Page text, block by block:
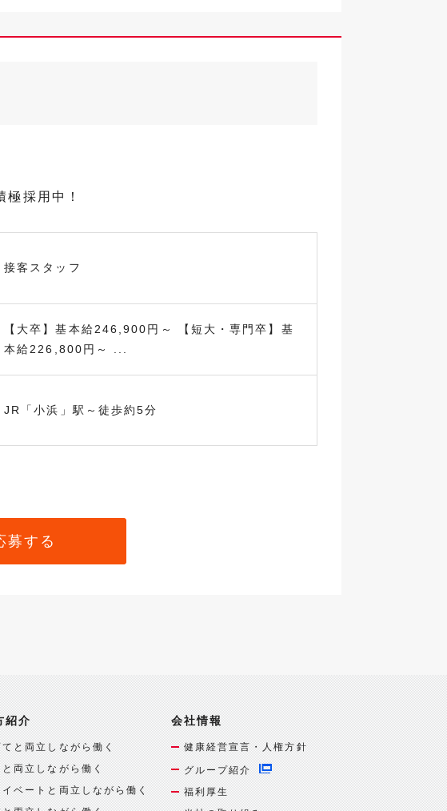
採用中！
接客スタッフ
【大卒】基本給246,900円～ 【短大・専門卒】基
本給226,800円～ ...
JR「小浜」駅～徒歩約5分
募する
紹介
てと両立しながら働く
と両立しながら働く
イベートと両立しながら働く
会社情報
健康経営宣言・人権方針
グループ紹介
福利厚生